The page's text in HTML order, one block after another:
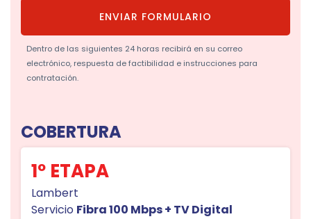
ENVIAR FORMULARIO
Dentro de las siguientes 24 horas recibirá en su correo
electrónico, respuesta de factibilidad e instrucciones para
contratación.
COBERTURA
1º ETAPA
Lambert
Servicio Fibra 100 Mbps + TV Digital